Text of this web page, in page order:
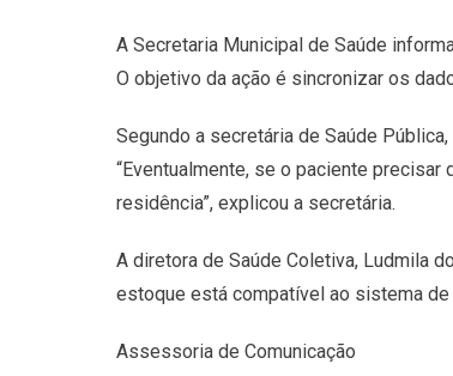
A Secretaria Municipal de Saúde
O objetivo da ação é sincronizar os
Segundo a secretária de Saúde
“Eventualmente, se o paciente
residência”, explicou a secretária.
A diretora de Saúde Coletiva, Ludmila
estoque está compatível ao sistema
Assessoria de Comunicação